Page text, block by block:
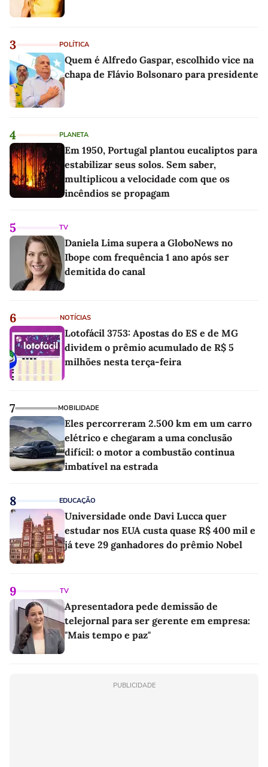
3 POLÍTICA
Quem é Alfredo Gaspar, escolhido vice na
chapa de Flávio Bolsonaro para presidente
4 PLANETA
Em 1950, Portugal plantou eucaliptos para
estabilizar seus solos. Sem saber,
multiplicou a velocidade com que os
incêndios se propagam
5 TV
Daniela Lima supera a GloboNews no
Ibope com frequência 1 ano após ser
demitida do canal
6 NOTÍCIAS
Lotofácil 3753: Apostas do ES e de MG
dividem o prêmio acumulado de R$ 5
milhões nesta terça-feira
7 MOBILIDADE
Eles percorreram 2.500 km em um carro
elétrico e chegaram a uma conclusão
difícil: o motor a combustão continua
imbatível na estrada
8 EDUCAÇÃO
Universidade onde Davi Lucca quer
estudar nos EUA custa quase R$ 400 mil e
já teve 29 ganhadores do prêmio Nobel
9 TV
Apresentadora pede demissão de
telejornal para ser gerente em empresa:
"Mais tempo e paz"
PUBLICIDADE